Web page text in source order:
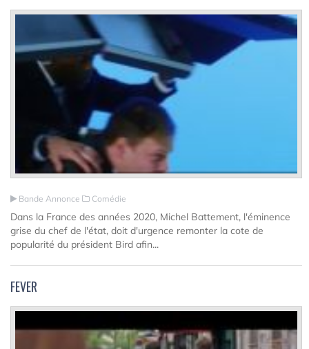
Bande Annonce Comédie
Dans la France des années 2020, Michel Battement, l'éminence
grise du chef de l'état, doit d'urgence remonter la cote de
popularité du président Bird afin...
FEVER